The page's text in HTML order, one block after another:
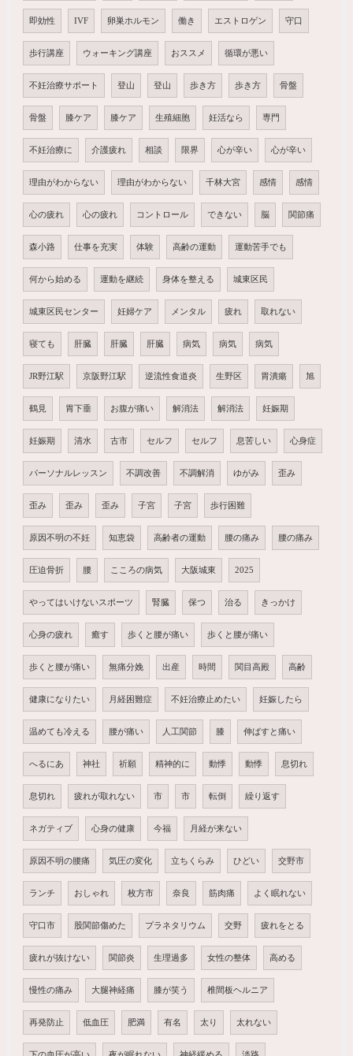
即効性 IVF 卵巣ホルモン 働き エストロゲン 守口
歩行講座 ウォーキング講座 おススメ 循環が悪い
不妊治療サポート 登山 登山 歩き方 歩き方 骨盤
骨盤 膝ケア 膝ケア 生殖細胞 妊活なら 専門
不妊治療に 介護疲れ 相談 限界 心が辛い 心が辛い
理由がわからない 理由がわからない 千林大宮 感情 感情
心の疲れ 心の疲れ コントロール できない 脳 関節痛
森小路 仕事を充実 体験 高齢の運動 運動苦手でも
何から始める 運動を継続 身体を整える 城東区民
城東区民センター 妊婦ケア メンタル 疲れ 取れない
寝ても 肝臓 肝臓 肝臓 病気 病気 病気
JR野江駅 京阪野江駅 逆流性食道炎 生野区 胃潰瘍 旭
鶴見 胃下垂 お腹が痛い 解消法 解消法 妊娠期
妊娠期 清水 古市 セルフ セルフ 息苦しい 心身症
パーソナルレッスン 不調改善 不調解消 ゆがみ 歪み
歪み 歪み 歪み 子宮 子宮 歩行困難
原因不明の不妊 知恵袋 高齢者の運動 腰の痛み 腰の痛み
圧迫骨折 腰 こころの病気 大阪城東 2025
やってはいけないスポーツ 腎臓 保つ 治る きっかけ
心身の疲れ 癒す 歩くと腰が痛い 歩くと腰が痛い
歩くと腰が痛い 無痛分娩 出産 時間 関目高殿 高齢
健康になりたい 月経困難症 不妊治療止めたい 妊娠したら
温めても冷える 腰が痛い 人工関節 膝 伸ばすと痛い
へるにあ 神社 祈願 精神的に 動悸 動悸 息切れ
息切れ 疲れが取れない 市 市 転倒 繰り返す
ネガティブ 心身の健康 今福 月経が来ない
原因不明の腰痛 気圧の変化 立ちくらみ ひどい 交野市
ランチ おしゃれ 枚方市 奈良 筋肉痛 よく眠れない
守口市 股関節傷めた プラネタリウム 交野 疲れをとる
疲れが抜けない 関節炎 生理過多 女性の整体 高める
慢性の痛み 大腿神経痛 膝が笑う 椎間板ヘルニア
再発防止 低血圧 肥満 有名 太り 太れない